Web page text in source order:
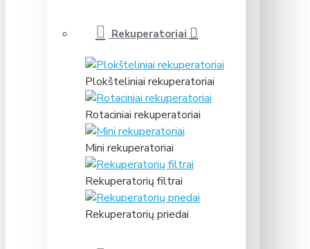
Rekuperatoriai
Plokšteliniai rekuperatoriai
Rotaciniai rekuperatoriai
Mini rekuperatoriai
Rekuperatorių filtrai
Rekuperatorių priedai